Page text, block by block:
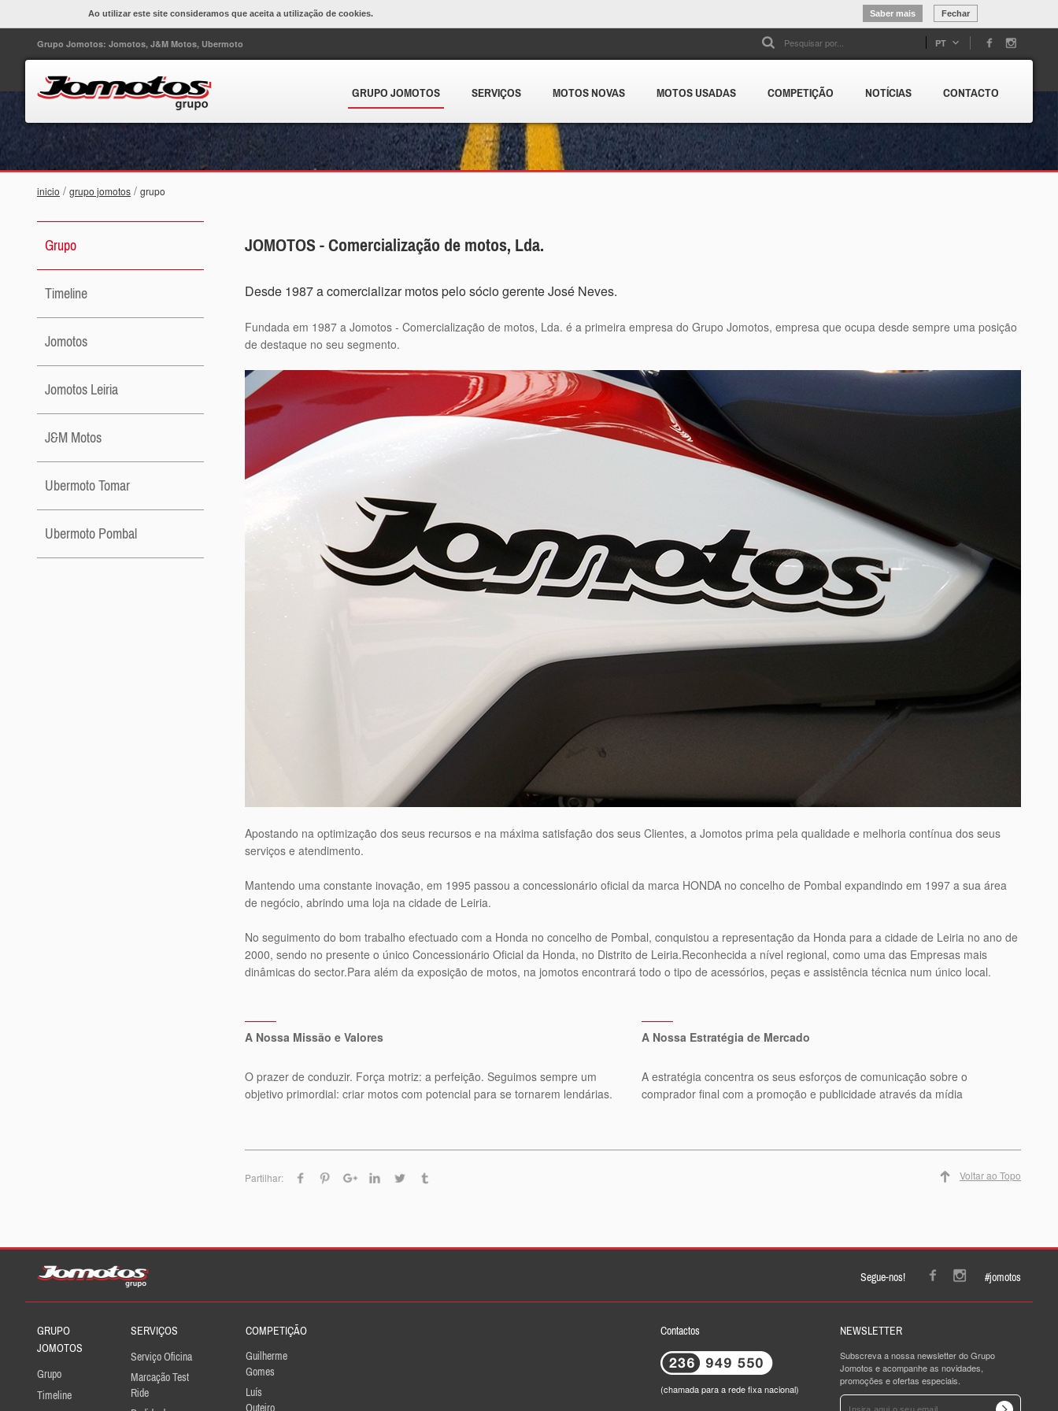
Ao utilizar este site consideramos que aceita a utilização de cookies. Saber mais Fechar
Grupo Jomotos: Jomotos, J&M Motos, Ubermoto PT
GRUPO JOMOTOS SERVIÇOS MOTOS NOVAS MOTOS USADAS COMPETIÇÃO NOTÍCIAS CONTACTO
inicio / grupo jomotos / grupo
Grupo
Timeline
Jomotos
Jomotos Leiria
J&M Motos
Ubermoto Tomar
Ubermoto Pombal
JOMOTOS - Comercialização de motos, Lda.
Desde 1987 a comercializar motos pelo sócio gerente José Neves.
Fundada em 1987 a Jomotos - Comercialização de motos, Lda. é a primeira empresa do Grupo Jomotos, empresa que ocupa desde sempre uma posição
de destaque no seu segmento.
Apostando na optimização dos seus recursos e na máxima satisfação dos seus Clientes, a Jomotos prima pela qualidade e melhoria contínua dos seus
serviços e atendimento.
Mantendo uma constante inovação, em 1995 passou a concessionário oficial da marca HONDA no concelho de Pombal expandindo em 1997 a sua área
de negócio, abrindo uma loja na cidade de Leiria.
No seguimento do bom trabalho efectuado com a Honda no concelho de Pombal, conquistou a representação da Honda para a cidade de Leiria no ano de
2000, sendo no presente o único Concessionário Oficial da Honda, no Distrito de Leiria.Reconhecida a nível regional, como uma das Empresas mais
dinâmicas do sector.Para além da exposição de motos, na jomotos encontrará todo o tipo de acessórios, peças e assistência técnica num único local.
A Nossa Missão e Valores
O prazer de conduzir. Força motriz: a perfeição. Seguimos sempre um
objetivo primordial: criar motos com potencial para se tornarem lendárias.
A Nossa Estratégia de Mercado
A estratégia concentra os seus esforços de comunicação sobre o
comprador final com a promoção e publicidade através da mídia
Partilhar: Voltar ao Topo
Segue-nos! #jomotos
GRUPO
JOMOTOS
Grupo
Timeline
SERVIÇOS
Serviço Oficina
Marcação Test
Ride
COMPETIÇÃO
Guilherme
Gomes
Luís
Outeiro
Contactos
(chamada para a rede fixa nacional)
NEWSLETTER
Subscreva a nossa newsletter do Grupo
Jomotos e acompanhe as novidades,
promoções e ofertas especiais.